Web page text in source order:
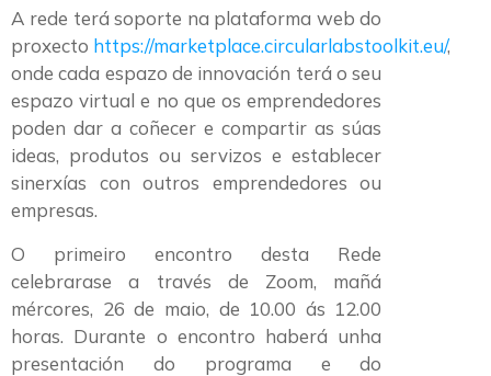
A rede terá soporte na plataforma web do
proxecto https://marketplace.circularlabstoolkit.eu/,
onde cada espazo de innovación terá o seu
espazo virtual e no que os emprendedores
poden dar a coñecer e compartir as súas
ideas, produtos ou servizos e establecer
sinerxías con outros emprendedores ou
empresas.
O primeiro encontro desta Rede
celebrarase a través de Zoom, mañá
mércores, 26 de maio, de 10.00 ás 12.00
horas. Durante o encontro haberá unha
presentación do programa e do